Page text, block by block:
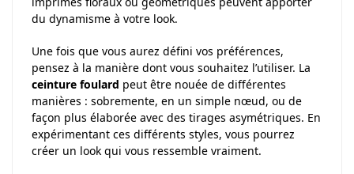
du dynamisme à votre look.
Une fois que vous aurez défini vos préférences,
pensez à la manière dont vous souhaitez l’utiliser. La
ceinture foulard peut être nouée de différentes
manières : sobremente, en un simple nœud, ou de
façon plus élaborée avec des tirages asymétriques. En
expérimentant ces différents styles, vous pourrez
créer un look qui vous ressemble vraiment.